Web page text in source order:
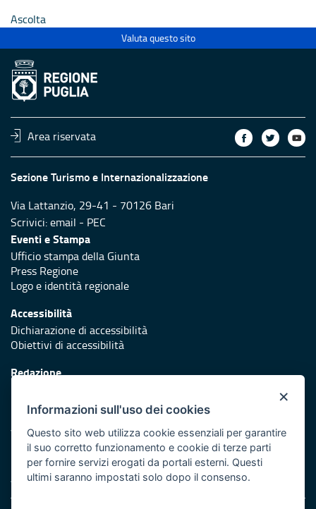
Ascolta
Valuta questo sito
Area riservata
Sezione Turismo e Internazionalizzazione
Via Lattanzio, 29-41 - 70126 Bari
Scrivici:email - PEC
Eventi e Stampa
Ufficio stampa della Giunta
Press Regione
Logo e identità regionale
Accessibilità
Dichiarazione di accessibilità
Obiettivi di accessibilità
Redazione
Protezione civile
Vai al sito di Protezione Civile Puglia
Iniziativa finanziata con risorse del POR Puglia 2014/2020 -
Asse XI
×
Informazioni sull'uso dei cookies
Questo sito web utilizza cookie essenziali per garantire
il suo corretto funzionamento e cookie di terze parti
per fornire servizi erogati da portali esterni. Questi
ultimi saranno impostati solo dopo il consenso.